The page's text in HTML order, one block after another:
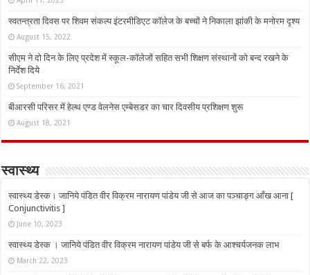
स्वतन्त्रता दिवस पर शिवम संकल्प इंटरमीडिएट कॉलेज के बच्चों ने निकाला झांकी के मनोरम दृश्य
August 15, 2022
सीएम ने दो दिन के लिए प्रदेश में स्कूल-कॉलेजों सहित सभी शिक्षण संस्थानों को बन्द रखने के
निर्देश दिये
September 16, 2021
बीआरसी परिसर में हेल्थ एण्ड वेलनेस एम्बेसडर का चार दिवसीय प्रशिक्षण शुरू
August 18, 2021
स्वास्थ्य
स्वास्थ्य डेस्क। जानिये पंडित वीर विक्रम नारायण पांडेय जी से आज का पञ्चाङ्ग आँख आना [
Conjunctivitis ]
June 10, 2023
स्वास्थ्य डेस्क । जानिये पंडित वीर विक्रम नारायण पांडेय जी से बर्फ के आश्चर्यजनक लाभ
March 22, 2023